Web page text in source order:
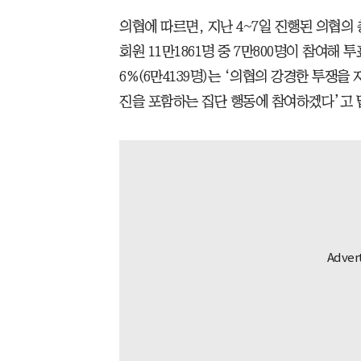
의협에 따르면, 지난 4~7일 진행된 의협의
회원 11만1861명 중 7만800명이 참여해
6%(6만4139명)는 ‘의협의 강경한 투쟁을
진을 포함하는 집단 행동에 참여하겠다’고